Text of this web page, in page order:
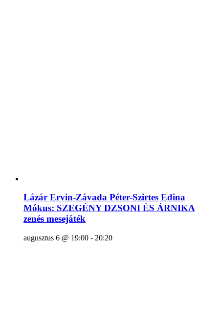
Lázár Ervin-Závada Péter-Szirtes Edina
Mókus: SZEGÉNY DZSONI ÉS ÁRNIKA
zenés mesejáték
augusztus 6 @ 19:00 - 20:20